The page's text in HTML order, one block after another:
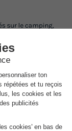
sur le camping,
avec WC et une